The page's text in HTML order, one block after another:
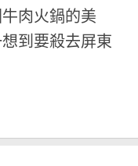
肉火鍋的美
到要殺去屏東